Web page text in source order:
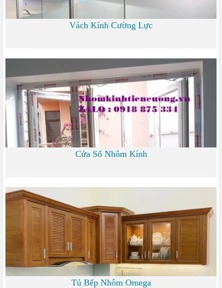
Vách Kính Cường Lực
Cửa Sổ Nhôm Kính
Tủ Bếp Nhôm Omega